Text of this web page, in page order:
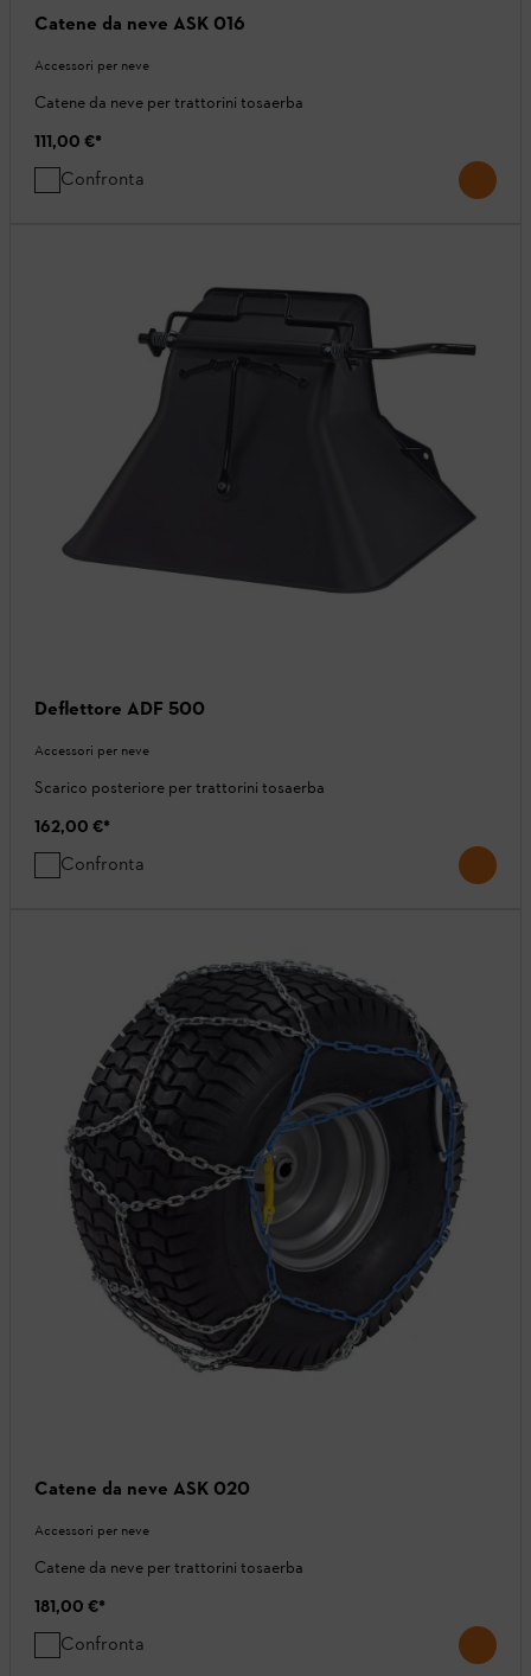
Catene da neve ASK 016
Accessori per neve
Catene da neve per trattorini tosaerba
111,00 €*
Confronta
Deflettore ADF 500
Accessori per neve
Scarico posteriore per trattorini tosaerba
162,00 €*
Confronta
Catene da neve ASK 020
Accessori per neve
Catene da neve per trattorini tosaerba
181,00 €*
Confronta